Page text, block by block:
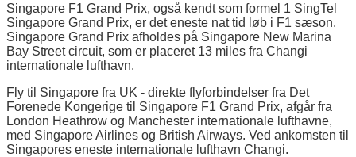
Singapore F1 Grand Prix, også kendt som formel 1 SingTel
Singapore Grand Prix, er det eneste nat tid løb i F1 sæson.
Singapore Grand Prix afholdes på Singapore New Marina
Bay Street circuit, som er placeret 13 miles fra Changi
internationale lufthavn.
Fly til Singapore fra UK - direkte flyforbindelser fra Det
Forenede Kongerige til Singapore F1 Grand Prix, afgår fra
London Heathrow og Manchester internationale lufthavne,
med Singapore Airlines og British Airways. Ved ankomsten til
Singapores eneste internationale lufthavn Changi.